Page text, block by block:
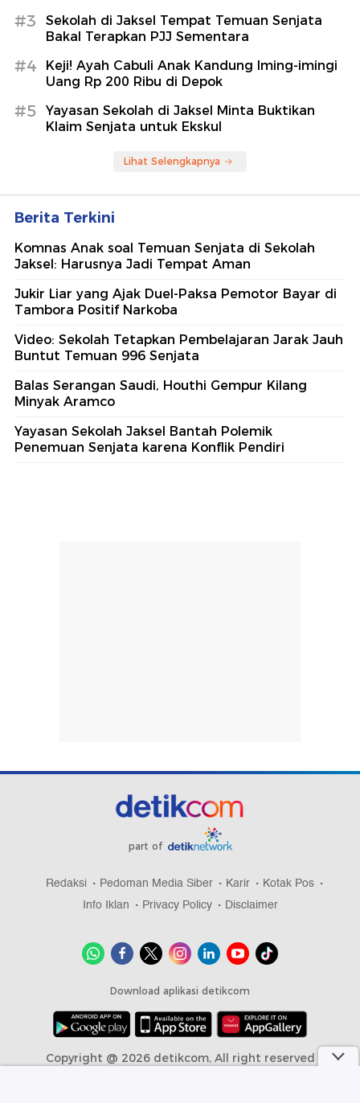
#3
Sekolah di Jaksel Tempat Temuan Senjata
Bakal Terapkan PJJ Sementara
#4
Keji! Ayah Cabuli Anak Kandung Iming-imingi
Uang Rp 200 Ribu di Depok
#5
Yayasan Sekolah di Jaksel Minta Buktikan
Klaim Senjata untuk Ekskul
Lihat Selengkapnya
Berita Terkini
Komnas Anak soal Temuan Senjata di Sekolah
Jaksel: Harusnya Jadi Tempat Aman
Jukir Liar yang Ajak Duel-Paksa Pemotor Bayar di
Tambora Positif Narkoba
Video: Sekolah Tetapkan Pembelajaran Jarak Jauh
Buntut Temuan 996 Senjata
Balas Serangan Saudi, Houthi Gempur Kilang
Minyak Aramco
Yayasan Sekolah Jaksel Bantah Polemik
Penemuan Senjata karena Konflik Pendiri
part of
Redaksi Pedoman Media Siber Karir
Kotak Pos
Info Iklan
Privacy Policy Disclaimer
Download aplikasi detikcom
Copyright @ 2026 detikcom, All right reserved